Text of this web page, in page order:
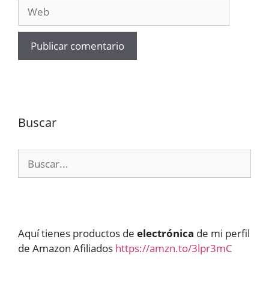
Buscar
Aquí tienes productos de electrónica de mi perfil
de Amazon Afiliados https://amzn.to/3lpr3mC